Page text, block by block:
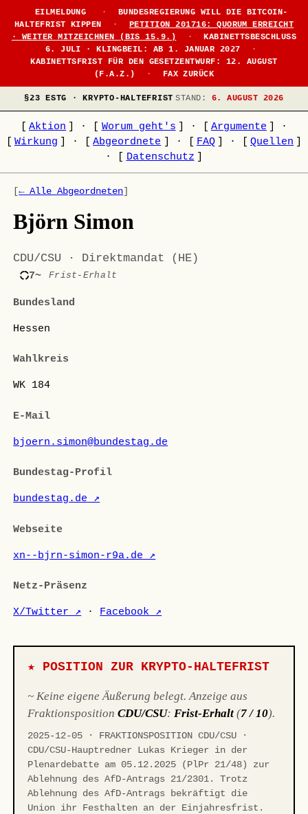
EILMELDUNG ·
BUNDESREGIERUNG WILL DIE BITCOIN-
HALTEFRIST KIPPEN
·
PETITION 201716: QUORUM ERREICHT
· WEITER MITZEICHNEN (BIS 15.9.)
·
KABINETTSBESCHLUSS
6. JULI · KLINGBEIL: AB 1. JANUAR 2027
·
KABINETTSFRIST FÜR DEN GESETZENTWURF: 12. AUGUST
(F.A.Z.)
· FAX ZURÜCK
§23 ESTG · KRYPTO-HALTEFRIST STAND: 6. AUGUST 2026
Aktion · Worum geht's · Argumente
·
Wirkung · Abgeordnete · FAQ · Quellen
·
Datenschutz
[← Alle Abgeordneten]
Björn Simon
CDU/CSU · Direktmandat (HE)
7~ Frist-Erhalt
Bundesland
Hessen
Wahlkreis
WK 184
E-Mail
bjoern.simon@bundestag.de
Bundestag-Profil
bundestag.de ↗
Webseite
xn--bjrn-simon-r9a.de ↗
Netz-Präsenz
X/Twitter ↗ · Facebook ↗
★ POSITION ZUR KRYPTO-HALTEFRIST
~ Keine eigene Äußerung belegt. Anzeige aus
FraktionspositionCDU/CSU:Frist-Erhalt (7 / 10).
2025-12-05 · FRAKTIONSPOSITION CDU/CSU ·
CDU/CSU-Hauptredner Lukas Krieger in der
Plenardebatte am 05.12.2025 (PlPr 21/48) zur
Ablehnung des AfD-Antrags 21/2301. Trotz
Ablehnung des AfD-Antrags bekräftigt die
Union ihr Festhalten an der Einjahresfrist.